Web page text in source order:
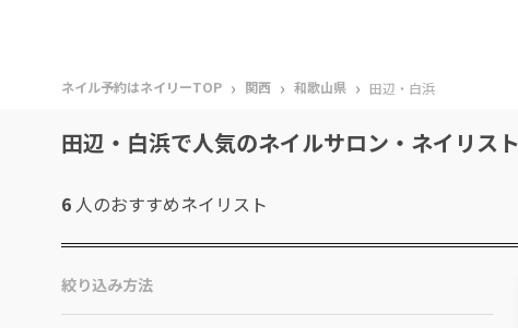
ネイル予約はネイリーTOP › 関西 › 和歌山県 › 田辺・白浜
田辺・白浜で人気のネイルサロン・ネイリスト
6 人のおすすめネイリスト
絞り込み方法